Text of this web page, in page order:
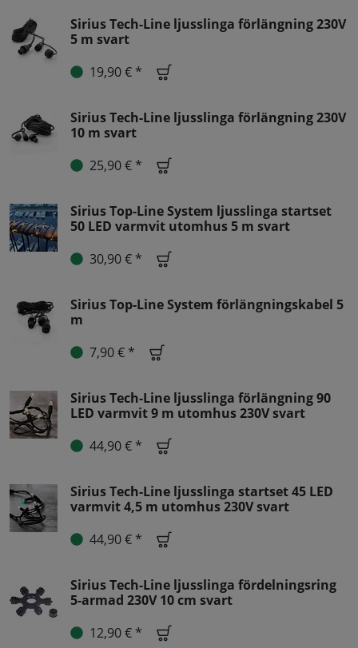
Sirius Tech-Line ljusslinga förlängning 230V
5 m svart
19,90 € *
Sirius Tech-Line ljusslinga förlängning 230V
10 m svart
25,90 € *
Sirius Top-Line System ljusslinga startset
50 LED varmvit utomhus 5 m svart
30,90 € *
Sirius Top-Line System förlängningskabel 5
m
7,90 € *
Sirius Tech-Line ljusslinga förlängning 90
LED varmvit 9 m utomhus 230V svart
44,90 € *
Sirius Tech-Line ljusslinga startset 45 LED
varmvit 4,5 m utomhus 230V svart
44,90 € *
Sirius Tech-Line ljusslinga fördelningsring
5-armad 230V 10 cm svart
12,90 € *